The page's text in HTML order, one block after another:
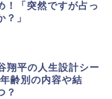
！「突然ですが占っ
？」
翔平の人生設計シー
齢別の内容や結
？